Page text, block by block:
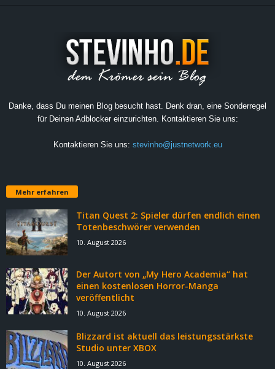
Danke, dass Du meinen Blog besucht hast. Denk dran, eine Sonderregel
für Deinen Adblocker einzurichten. Kontaktieren Sie uns:
Kontaktieren Sie uns: stevinho@justnetwork.eu
Mehr erfahren
Titan Quest 2: Spieler dürfen endlich einen
Totenbeschwörer verwenden
10. August 2026
Der Autort von „My Hero Academia“ hat
einen kostenlosen Horror-Manga
veröffentlicht
10. August 2026
Blizzard ist aktuell das leistungsstärkste
Studio unter XBOX
10. August 2026